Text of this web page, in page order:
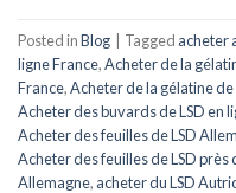
Posted inBlog Tagged acheter
ligne France,Acheter de la
France,Acheter de la gélatine de
Acheter des buvards de LSD en
Acheter des feuilles de LSD
Acheter des feuilles de LSD près
Allemagne, acheter du LSD